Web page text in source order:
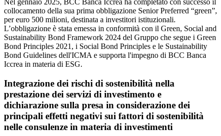
Nel gennaio 2025, BCC Banca Iccrea ha completato con successo il
collocamento della sua prima obbligazione Senior Preferred “green”,
per euro 500 milioni, destinata a investitori istituzionali.
L’obbligazione è stata emessa in conformità con il Green, Social and
Sustainability Bond Framework 2024 del Gruppo che segue i Green
Bond Principles 2021, i Social Bond Principles e le Sustainability
Bond Guidelines dell'ICMA e supporta l'impegno di BCC Banca
Iccrea in materia di ESG.
Integrazione dei rischi di sostenibilità nella
prestazione dei servizi di investimento e
dichiarazione sulla presa in considerazione dei
principali effetti negativi sui fattori di sostenibilità
nelle consulenze in materia di investimenti